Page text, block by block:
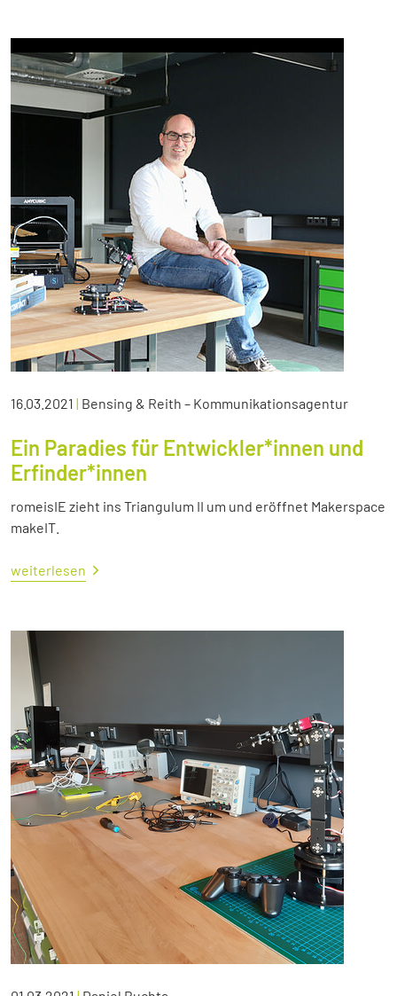
16.03.2021 | Bensing & Reith – Kommunikationsagentur
Ein Paradies für Entwickler*innen und
Erfinder*innen
romeisIE zieht ins Triangulum II um und eröffnet Makerspace
makeIT.
weiterlesen